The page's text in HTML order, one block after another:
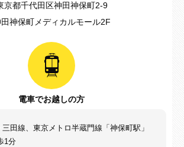
京都千代田区神田神保町2-9
神保町メディカルモール2F
電車でお越しの方
三田線、東京メトロ半蔵門線「神保町駅」
1分